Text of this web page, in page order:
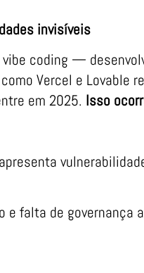
invisíveis
coding —
Vercel e Lovable
em 2025. Isso
e falta de governança